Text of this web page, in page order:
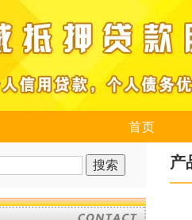
首页
产